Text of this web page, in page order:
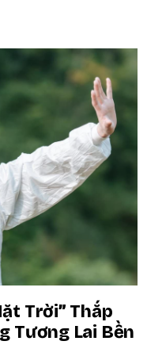
Trời” Thắp
Tương Lai Bền